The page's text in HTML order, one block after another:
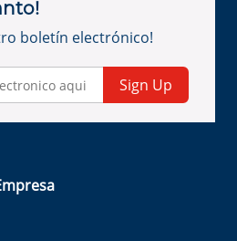
boletín electrónico!
Sign Up